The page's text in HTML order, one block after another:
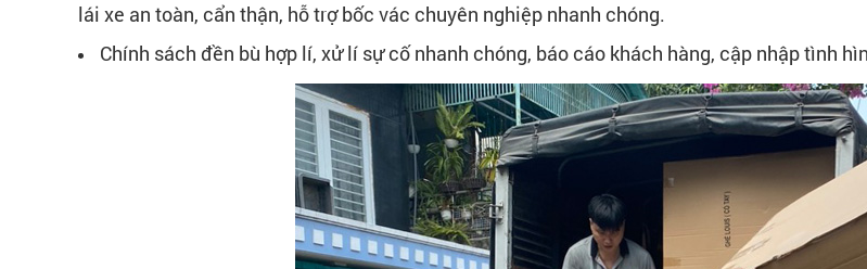
lái xe an toàn, cẩn thận, hỗ trợ bốc vác chuyên nghiệp nhanh chóng.
Chính sách đền bù hợp lí, xử lí sự cố nhanh chóng, báo cáo khách hàng, cập nhập tình